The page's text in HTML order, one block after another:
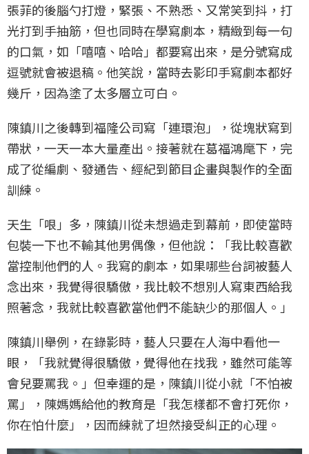
張菲的後腦勺打燈，緊張、不熟悉、又常笑到抖，打
光打到手抽筋，但也同時在學寫劇本，精緻到每一句
的口氣，如「嘻嘻、哈哈」都要寫出來，是分號寫成
逗號就會被退稿。他笑說，當時去影印手寫劇本都好
幾斤，因為塗了太多層立可白。
陳鎮川之後轉到福隆公司寫「連環泡」，從塊狀寫到
帶狀，一天一本大量產出。接著就在葛福鴻麾下，完
成了從編劇、發通告、經紀到節目企畫與製作的全面
訓練。
天生「哏」多，陳鎮川從未想過走到幕前，即使當時
包裝一下也不輸其他男偶像，但他說：「我比較喜歡
當控制他們的人。我寫的劇本，如果哪些台詞被藝人
念出來，我覺得很驕傲，我比較不想別人寫東西給我
照著念，我就比較喜歡當他們不能缺少的那個人。」
陳鎮川舉例，在錄影時，藝人只要在人海中看他一
眼，「我就覺得很驕傲，覺得他在找我，雖然可能等
會兒要罵我。」但幸運的是，陳鎮川從小就「不怕被
罵」，陳媽媽給他的教育是「我怎樣都不會打死你，
你在怕什麼」，因而練就了坦然接受糾正的心理。